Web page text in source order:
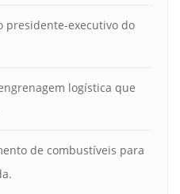
presidente-executivo do
logística que
de combustíveis para